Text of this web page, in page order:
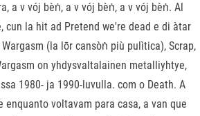
a v vój bèṅ, a v vój bèṅ, a v vój bèṅ. Al
cun la hit ad Pretend we're dead e di àtar
(la lōr cansòṅ più pulìtica), Scrap,
on yhdysvaltalainen metalliyhtye,
1980- ja 1990-luvulla. com o Death. A
enquanto voltavam para casa, a van que